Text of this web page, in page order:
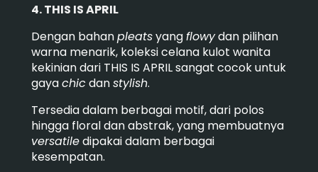
4. THIS IS APRIL
Dengan bahanpleatsyangflowydan pilihan
warna menarik, koleksi celana kulot wanita
kekinian dari THIS IS APRIL sangat cocok untuk
gayachicdanstylish.
Tersedia dalam berbagai motif, dari polos
hingga floral dan abstrak, yang membuatnya
versatiledipakai dalam berbagai
kesempatan.